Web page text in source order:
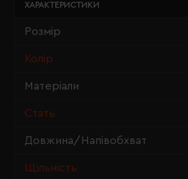
ХАРАКТЕРИСТИКИ
Розмір
Колір
Матеріали
Стать
Довжина/Напівобхват
Щільність